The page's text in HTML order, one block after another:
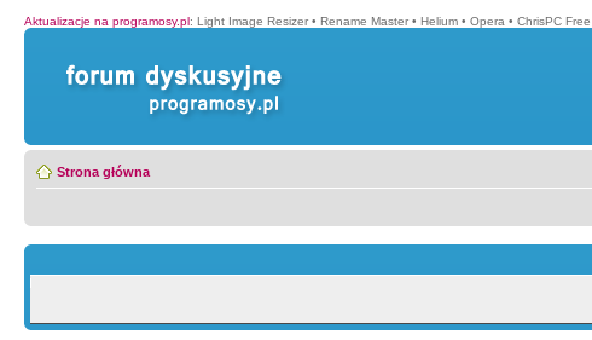
Aktualizacje na programosy.pl: Light Image Resizer • Rename Master • Helium • Opera • ChrisPC
Strona główna